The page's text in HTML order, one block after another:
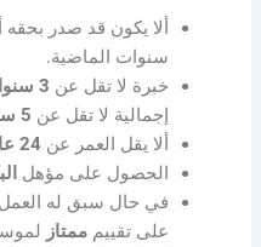
ألا يكون قد صدر
سنوات الماضية.
خبرة لا تقل عن 3 سنوات
إجمالية لا تقل عن 5 سنوات
ألا يقل العمر عن24 عامًا
الحصول على مؤهل
في حال سبق له
على تقييمممتاز لموسم